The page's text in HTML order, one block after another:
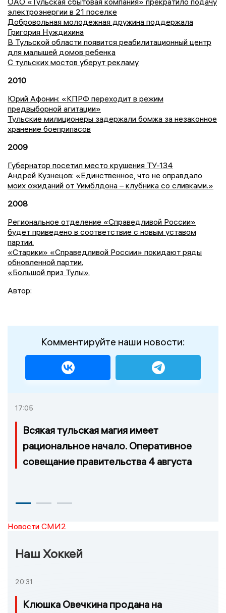
электроэнергии в 21 поселке
Добровольная молодежная дружина поддержала
Григория Нуждихина
В Тульской области появится реабилитационный центр
для малышей домов ребенка
С тульских мостов уберут рекламу
2010
Юрий Афонин: «КПРФ переходит в режим
предвыборной агитации»
Тульские милиционеры задержали бомжа за незаконное
хранение боеприпасов
2009
Губернатор посетил место крушения ТУ-134
Андрей Кузнецов: «Единственное, что не оправдало
моих ожиданий от Уимблдона – клубника со сливками.»
2008
Региональное отделение «Справедливой России»
будет приведено в соответствие с новым уставом
партии.
«Старики» «Справедливой России» покидают ряды
обновленной партии.
«Большой приз Тулы».
Автор:
Комментируйте наши новости:
17:05
Всякая тульская магия имеет
рациональное начало. Оперативное
совещание правительства 4 августа
Новости СМИ2
Наш Хоккей
20:31
Клюшка Овечкина продана на